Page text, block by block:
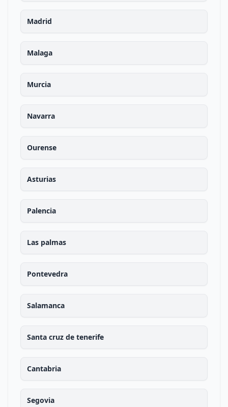
Madrid
Malaga
Murcia
Navarra
Ourense
Asturias
Palencia
Las palmas
Pontevedra
Salamanca
Santa cruz de tenerife
Cantabria
Segovia